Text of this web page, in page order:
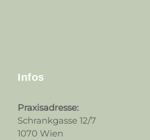
Infos
Praxisadresse:
Schrankgasse 12/7
1070 Wien